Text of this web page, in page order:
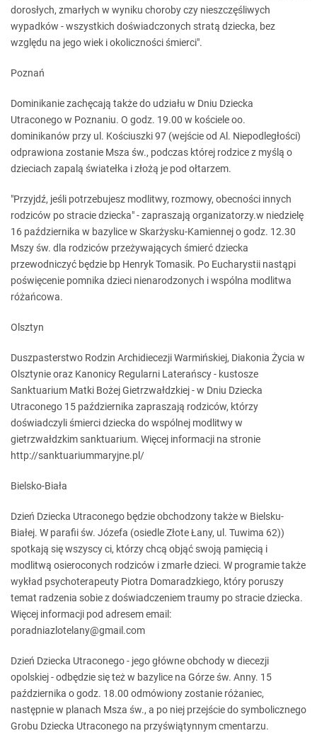
dorosłych, zmarłych w wyniku choroby czy nieszczęśliwych
wypadków - wszystkich doświadczonych stratą dziecka, bez
względu na jego wiek i okoliczności śmierci".
Poznań
Dominikanie zachęcają także do udziału w Dniu Dziecka
Utraconego w Poznaniu. O godz. 19.00 w kościele oo.
dominikanów przy ul. Kościuszki 97 (wejście od Al. Niepodległości)
odprawiona zostanie Msza św., podczas której rodzice z myślą o
dzieciach zapalą światełka i złożą je pod ołtarzem.
"Przyjdź, jeśli potrzebujesz modlitwy, rozmowy, obecności innych
rodziców po stracie dziecka" - zapraszają organizatorzy.w niedzielę
16 października w bazylice w Skarżysku-Kamiennej o godz. 12.30
Mszy św. dla rodziców przeżywających śmierć dziecka
przewodniczyć będzie bp Henryk Tomasik. Po Eucharystii nastąpi
poświęcenie pomnika dzieci nienarodzonych i wspólna modlitwa
różańcowa.
Olsztyn
Duszpasterstwo Rodzin Archidiecezji Warmińskiej, Diakonia Życia w
Olsztynie oraz Kanonicy Regularni Laterańscy - kustosze
Sanktuarium Matki Bożej Gietrzwałdzkiej - w Dniu Dziecka
Utraconego 15 października zapraszają rodziców, którzy
doświadczyli śmierci dziecka do wspólnej modlitwy w
gietrzwałdzkim sanktuarium. Więcej informacji na stronie
http://sanktuariummaryjne.pl/
Bielsko-Biała
Dzień Dziecka Utraconego będzie obchodzony także w Bielsku-
Białej. W parafii św. Józefa (osiedle Złote Łany, ul. Tuwima 62))
spotkają się wszyscy ci, którzy chcą objąć swoją pamięcią i
modlitwą osieroconych rodziców i zmarłe dzieci. W programie także
wykład psychoterapeuty Piotra Domaradzkiego, który poruszy
temat radzenia sobie z doświadczeniem traumy po stracie dziecka.
Więcej informacji pod adresem email:
poradniazlotelany@gmail.com
Dzień Dziecka Utraconego - jego główne obchody w diecezji
opolskiej - odbędzie się też w bazylice na Górze św. Anny. 15
października o godz. 18.00 odmówiony zostanie różaniec,
następnie w planach Msza św., a po niej przejście do symbolicznego
Grobu Dziecka Utraconego na przyświątynnym cmentarzu.